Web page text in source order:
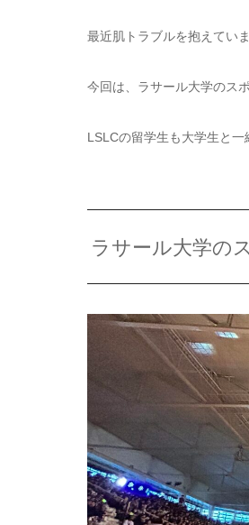
最近肌トラブルを抱えてい
今回は、ラサール大学のス
LSLCの留学生も大学生と一
ラサール大学の